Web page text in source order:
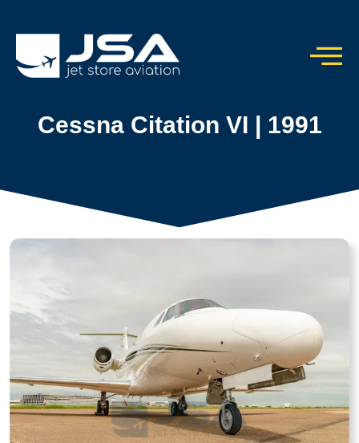
Cessna Citation VI | 1991